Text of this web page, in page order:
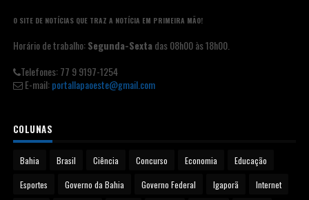
O SITE DE NOTÍCIAS QUE TRAZ A NOTÍCIA EM PRIMEIRA MÃO!
Horário de trabalho:Segunda-Sexta das 08h00 às 18h00.
Telefones: 77 9 9197-1254
E-mail:portallapaoeste@gmail.com
COLUNAS
Bahia Brasil Ciência Concurso Economia Educação
Esportes Governo da Bahia Governo Federal Igaporã Internet